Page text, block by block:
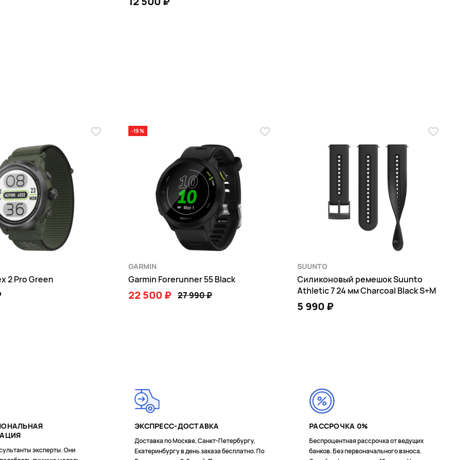
2 Pro Green
-19 %
GARMIN
Garmin Forerunner 55 Black
22 500 ₽ 27 990 ₽
SUUNTO
Силиконовый ремешок Suunto
Athletic 7 24 мм Charcoal Black S+M
5 990 ₽
эксперты. Они
ЭКСПРЕСС-ДОСТАВКА
Доставка по Москве, Санкт-Петербургу,
Екатеринбургу в день заказа бесплатно. По
РАССРОЧКА 0%
Беспроцентная рассрочка от ведущих
банков. Без первоначального взноса.